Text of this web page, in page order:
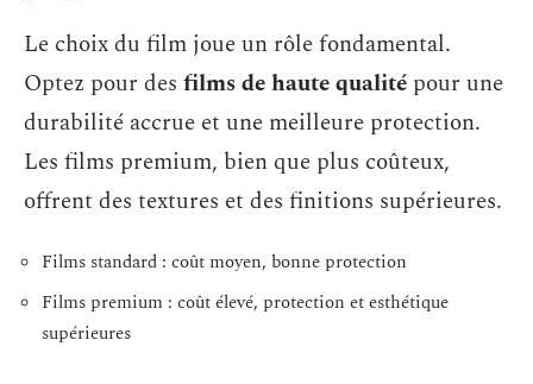
Le choix du film joue un rôle fondamental.
Optez pour des films de haute qualité pour une
durabilité accrue et une meilleure protection.
Les films premium, bien que plus coûteux,
offrent des textures et des finitions supérieures.
Films standard : coût moyen, bonne protection
Films premium : coût élevé, protection et esthétique
supérieures